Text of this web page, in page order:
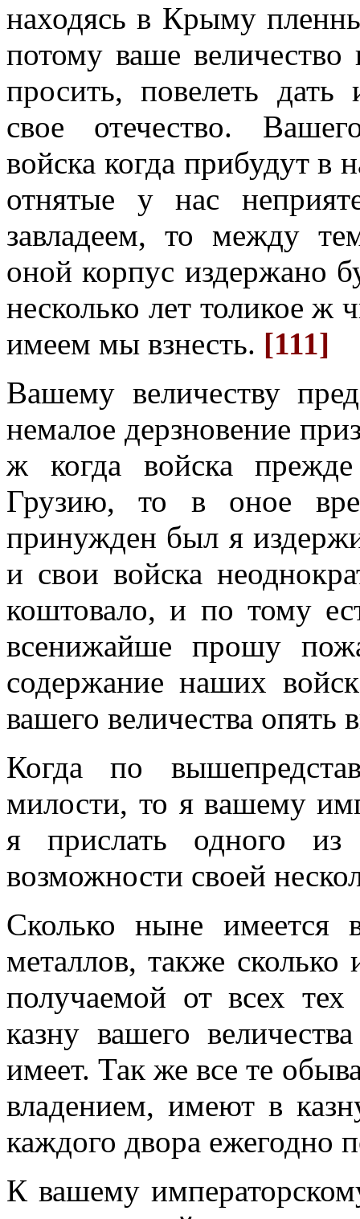
находясь в Крыму
потому ваше величество
просить, повелеть дать
свое отечество.
войска когда прибудут
отнятые у нас
завладеем, то между
оной корпус издержано
несколько лет толикое ж
имеем мы взнесть. [111]
Вашему величеству
немалое дерзновение
ж когда войска
Грузию, то в оное
принужден был я
и свои войска
коштовало, и по тому
всенижайше прошу
содержание наших
вашего величества
Когда по
милости, то я вашему
я прислать одного
возможности своей
Сколько ныне имеется
металлов, также
получаемой от всех
казну вашего
имеет. Так же все те
владением, имеют в
каждого двора ежегодно
К вашему